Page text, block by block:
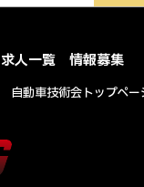
求人一覧
情報募集
自動車技術会トップペー